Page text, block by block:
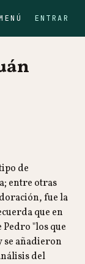
ENTRAR
de
entre otras
fue la
que en
Pedro "los que
se añadieron
del